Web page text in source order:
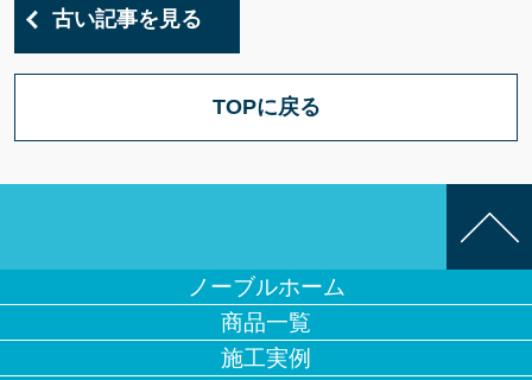
古い記事を見る
TOPに戻る
ノーブルホーム
商品一覧
施工実例